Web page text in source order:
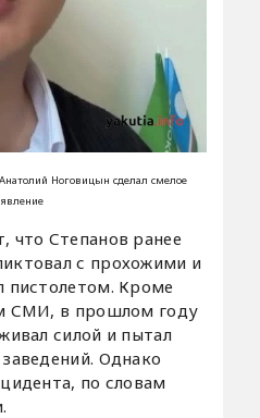
Анатолий Ноговицын сделал смелое
что Степанов ранее
с прохожими и
пистолетом. Кроме
СМИ, в прошлом году
силой и пытал
Однако
по словам